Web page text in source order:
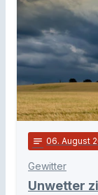
notes 06. August
Gewitter
Unwetter